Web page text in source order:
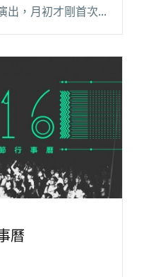
出，月初才剛首次
曆